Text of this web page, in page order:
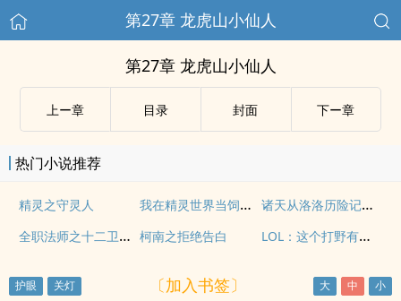
第27章 龙虎山小仙人
第27章 龙虎山小仙人
上ー章 目录 封面 下ー章
热门小说推荐
精灵之守灵人 我在精灵世界当饲育屋老板
诸天从洛洛历险记开始
全职法师之十二卫守护 柯南之拒绝告白 LOL：这个打野有亿点强
〔加入书签〕